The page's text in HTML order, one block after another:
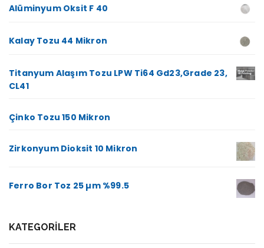
Alüminyum Oksit F 40
Kalay Tozu 44 Mikron
Titanyum Alaşım Tozu LPW Ti64 Gd23,Grade 23,
CL41
Çinko Tozu 150 Mikron
Zirkonyum Dioksit 10 Mikron
Ferro Bor Toz 25 µm %99.5
KATEGORILER